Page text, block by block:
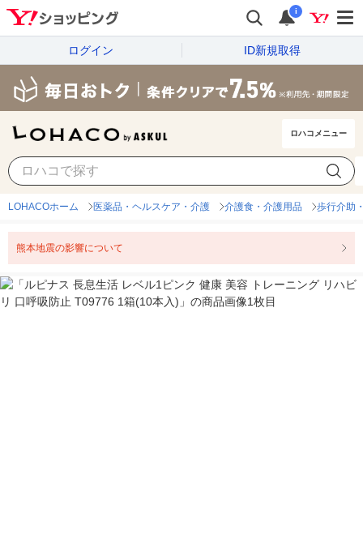
i
ログイン ID新規取得
ロハコメニュー
LOHACOホーム 医薬品・ヘルスケア・介護 介護食・介護用品 歩行介助
熊本地震の影響について